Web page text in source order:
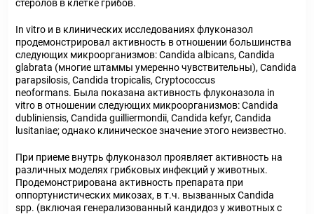
стеролов в клетке грибов.
In vitro и в клинических исследованиях флуконазол
продемонстрировал активность в отношении большинства
следующих микроорганизмов: Candida albicans, Candida
glabrata (многие штаммы умеренно чувствительны), Candida
parapsilosis, Candida tropicalis, Cryptococcus
neoformans. Была показана активность флуконазола in
vitro в отношении следующих микроорганизмов: Candida
dubliniensis, Candida guilliermondii, Candida kefyr, Candida
lusitaniae; однако клиническое значение этого неизвестно.
При приеме внутрь флуконазол проявляет активность на
различных моделях грибковых инфекций у животных.
Продемонстрирована активность препарата при
оппортунистических микозах, в т.ч. вызванных Candida
spp. (включая генерализованный кандидоз у животных с